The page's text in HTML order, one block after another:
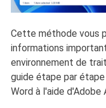
Cette méthode vous
informations
environnement de
guide étape par
Word à l'aide d'Adobe